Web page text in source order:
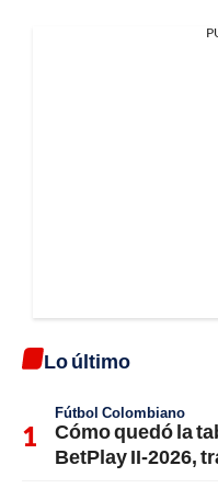
Lo último
Fútbol Colombiano
Cómo quedó la
BetPlay II-2026,